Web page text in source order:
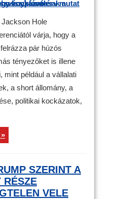
Hole
várja, hogy a
pár húzós
tényezőket is illene
mint például a vállalati
a short állomány, a
politikai kockázatok,
SZERINT A
RÉSZE
VELE